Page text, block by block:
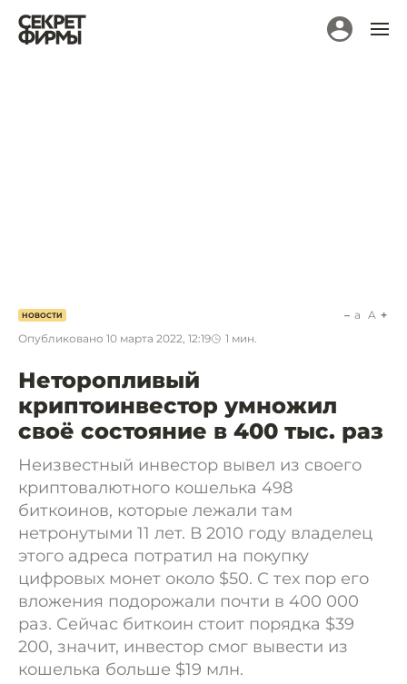
НОВОСТИ
Опубликовано 10 марта 2022, 12:19 1 мин.
a A
Неторопливый
криптоинвестор умножил
своё состояние в 400 тыс. раз
Неизвестный инвестор вывел из своего
криптовалютного кошелька 498
биткоинов, которые лежали там
нетронутыми 11 лет. В 2010 году владелец
этого адреса потратил на покупку
цифровых монет около $50. С тех пор его
вложения подорожали почти в 400 000
раз. Сейчас биткоин стоит порядка $39
200, значит, инвестор смог вывести из
кошелька больше $19 млн.